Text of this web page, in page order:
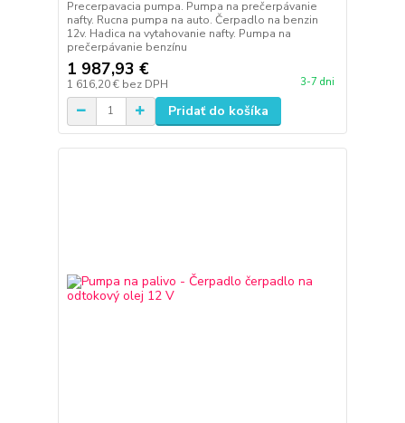
Precerpavacia pumpa. Pumpa na prečerpávanie
nafty. Rucna pumpa na auto. Čerpadlo na benzin
12v. Hadica na vytahovanie nafty. Pumpa na
prečerpávanie benzínu
1 987,93 €
1 616,20 € bez DPH 3-7 dni
Pridať do košíka